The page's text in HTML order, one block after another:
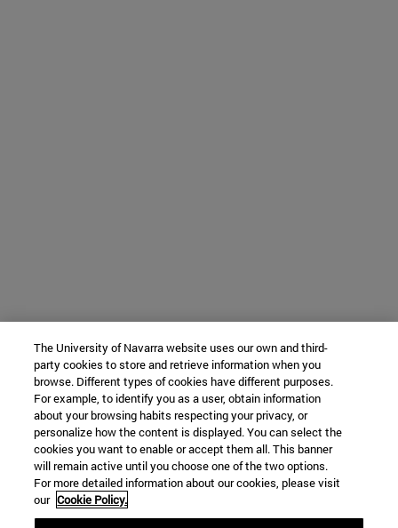
The University of Navarra website uses our own and third-
party cookies to store and retrieve information when you
browse. Different types of cookies have different purposes.
For example, to identify you as a user, obtain information
about your browsing habits respecting your privacy, or
personalize how the content is displayed. You can select the
cookies you want to enable or accept them all. This banner
will remain active until you choose one of the two options.
For more detailed information about our cookies, please visit
our Cookie Policy.